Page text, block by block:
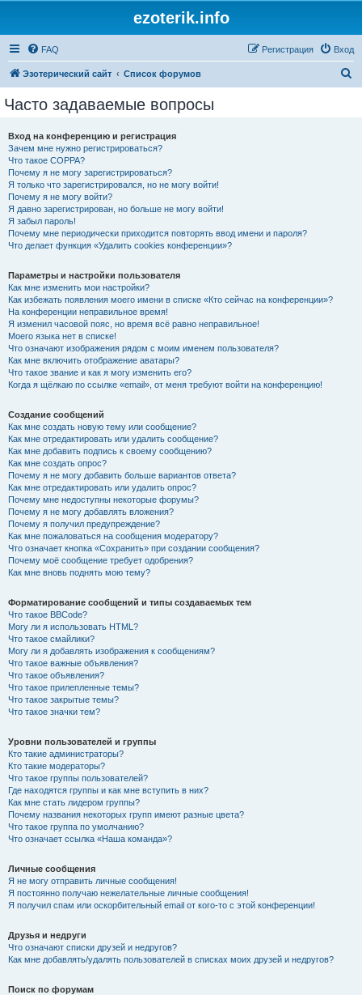
ezoterik.info
FAQ Вход
Регистрация
Эзотерический сайт Список форумов
Часто задаваемые вопросы
Вход на конференцию и регистрация
Зачем мне нужно регистрироваться?
Что такое COPPA?
Почему я не могу зарегистрироваться?
Я только что зарегистрировался, но не могу войти!
Почему я не могу войти?
Я давно зарегистрирован, но больше не могу войти!
Я забыл пароль!
Почему мне периодически приходится повторять ввод имени и пароля?
Что делает функция «Удалить cookies конференции»?
Параметры и настройки пользователя
Как мне изменить мои настройки?
Как избежать появления моего имени в списке «Кто сейчас на конференции»?
На конференции неправильное время!
Я изменил часовой пояс, но время всё равно неправильное!
Моего языка нет в списке!
Что означают изображения рядом с моим именем пользователя?
Как мне включить отображение аватары?
Что такое звание и как я могу изменить его?
Когда я щёлкаю по ссылке «email», от меня требуют войти на конференцию!
Создание сообщений
Как мне создать новую тему или сообщение?
Как мне отредактировать или удалить сообщение?
Как мне добавить подпись к своему сообщению?
Как мне создать опрос?
Почему я не могу добавить больше вариантов ответа?
Как мне отредактировать или удалить опрос?
Почему мне недоступны некоторые форумы?
Почему я не могу добавлять вложения?
Почему я получил предупреждение?
Как мне пожаловаться на сообщения модератору?
Что означает кнопка «Сохранить» при создании сообщения?
Почему моё сообщение требует одобрения?
Как мне вновь поднять мою тему?
Форматирование сообщений и типы создаваемых тем
Что такое BBCode?
Могу ли я использовать HTML?
Что такое смайлики?
Могу ли я добавлять изображения к сообщениям?
Что такое важные объявления?
Что такое объявления?
Что такое прилепленные темы?
Что такое закрытые темы?
Что такое значки тем?
Уровни пользователей и группы
Кто такие администраторы?
Кто такие модераторы?
Что такое группы пользователей?
Где находятся группы и как мне вступить в них?
Как мне стать лидером группы?
Почему названия некоторых групп имеют разные цвета?
Что такое группа по умолчанию?
Что означает ссылка «Наша команда»?
Личные сообщения
Я не могу отправить личные сообщения!
Я постоянно получаю нежелательные личные сообщения!
Я получил спам или оскорбительный email от кого-то с этой конференции!
Друзья и недруги
Что означают списки друзей и недругов?
Как мне добавлять/удалять пользователей в списках моих друзей и недругов?
Поиск по форумам